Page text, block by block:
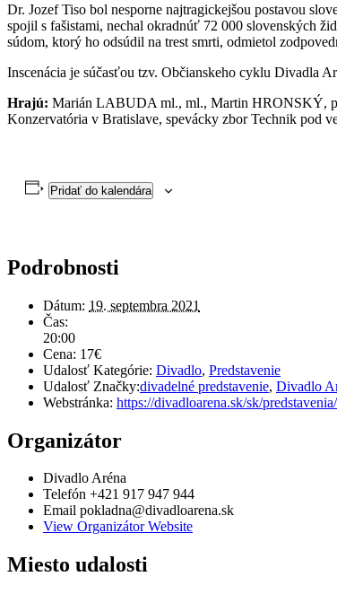
Dr. Jozef Tiso bol nesporne najtragickejšou postavou
spojil s fašistami, nechal okradnúť 72 000 slovenských
súdom, ktorý ho odsúdil na trest smrti, odmietol
Inscenácia je súčasťou tzv. Občianskeho cyklu Divadla
Hrajú: Marián LABUDA ml., ml., Martin HRONSKÝ,
Konzervatória v Bratislave, spevácky zbor Technik pod
Pridať do kalendára
Podrobnosti
Dátum: 19. septembra 2021
Čas:
20:00
Cena: 17€
Udalosť Kategórie: Divadlo, Predstavenie
Udalosť Značky:divadelné predstavenie, Divadlo
Webstránka: https://divadloarena.sk/sk/
Organizátor
Divadlo Aréna
Telefón +421 917 947 944
Email pokladna@divadloarena.sk
View Organizátor Website
Miesto udalosti